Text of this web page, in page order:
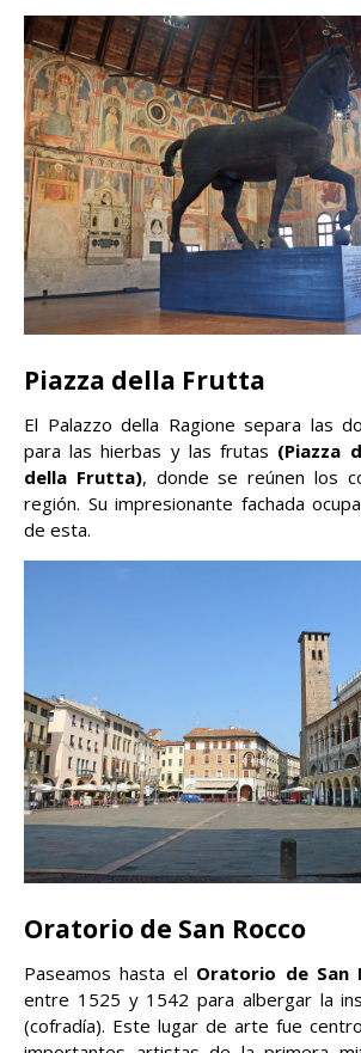
Piazza della Frutta
El Palazzo della Ragione separa las
para las hierbas y las frutas (Piazza
della Frutta), donde se reúnen los
región. Su impresionante fachada
de esta.
Oratorio de San Rocco
Paseamos hasta el Oratorio de San
entre 1525 y 1542 para albergar la
(cofradía). Este lugar de arte fue